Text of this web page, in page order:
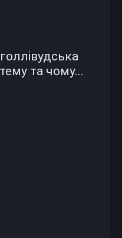
та чому...